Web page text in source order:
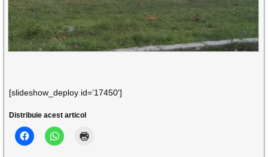
[slideshow_deploy id=’17450′]
Distribuie acest articol